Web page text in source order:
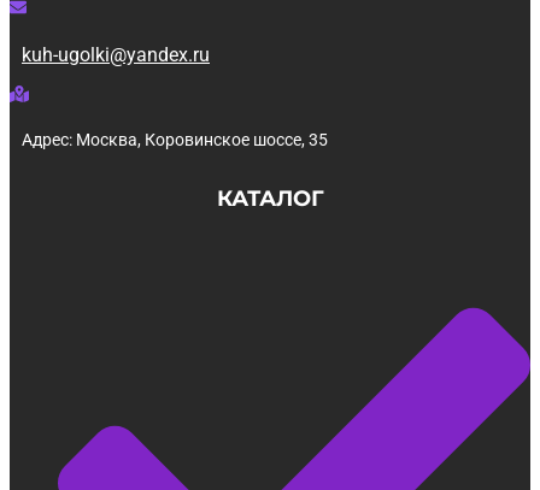
kuh-ugolki@yandex.ru
Адрес: Москва, Коровинское шоссе, 35
КАТАЛОГ